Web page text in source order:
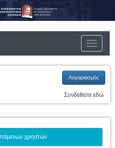
Λογαριασμός
Συνδεθείτε εδώ
χρηστών